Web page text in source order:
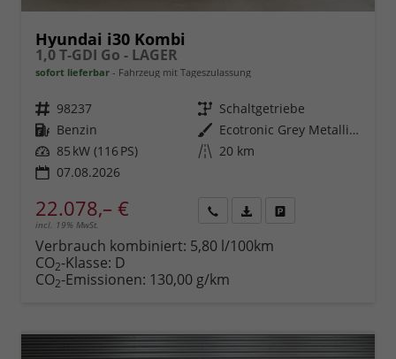
Hyundai i30 Kombi
1,0 T-GDI Go - LAGER
sofort lieferbar Fahrzeug mit Tageszulassung
Fahrzeugnr. 98237 Getriebe Schaltgetriebe
Kraftstoff Benzin Außenfarbe
Ecotronic Grey Metallic ()
Leistung 85 kW (116 PS) Kilometerstand 20 km
07.08.2026
22.078,– €
incl. 19% MwSt.
anfordern
Datei,
Verbrauch kombiniert: 5,80 l/100km
CO2-Klasse: D
CO2-Emissionen: 130,00 g/km